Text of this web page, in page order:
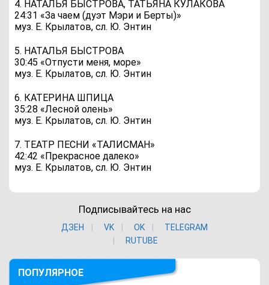
4. НАТАЛЬЯ БЫСТРОВА, ТАТЬЯНА КУЛАКОВА
24:31 «За чаем (дуэт Мэри и Берты)»
муз. Е. Крылатов, сл. Ю. Энтин
5. НАТАЛЬЯ БЫСТРОВА
30:45 «Отпусти меня, море»
муз. Е. Крылатов, сл. Ю. Энтин
6. КАТЕРИНА ШПИЦА
35:28 «Лесной олень»
муз. Е. Крылатов, сл. Ю. Энтин
7. ТЕАТР ПЕСНИ «ТАЛИСМАН»
42:42 «Прекрасное далеко»
муз. Е. Крылатов, сл. Ю. Энтин
Подписывайтесь на нас
ДЗЕН VK ОK
TELEGRAM
RUTUBE
ПОПУЛЯРНОЕ